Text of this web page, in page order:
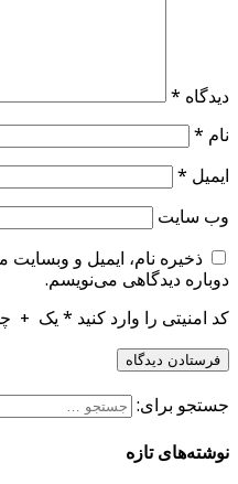
دیدگاه *
نام *
ایمیل *
وب‌ سایت
ذخیره نام، ایمیل و
دوباره دیدگاهی می‌نویسم.
کد امنیتی را وارد کنید * یک +
جستجو برای:
نوشته‌های تازه